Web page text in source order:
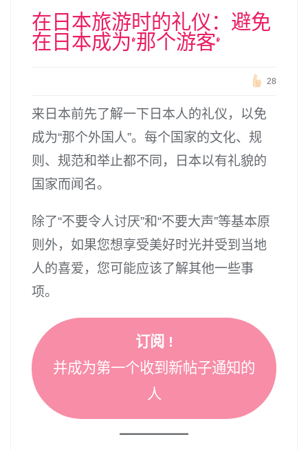
在日本旅游时的礼仪：避免
在日本成为“那个游客”
28
来日本前先了解一下日本人的礼仪，以免
成为“那个外国人”。每个国家的文化、规
则、规范和举止都不同，日本以有礼貌的
国家而闻名。
除了“不要令人讨厌”和“不要大声”等基本原
则外，如果您想享受美好时光并受到当地
人的喜爱，您可能应该了解其他一些事
项。
订阅 !
并成为第一个收到新帖子通知的
人